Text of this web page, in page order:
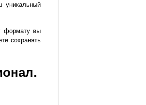
уникальный
формату вы
сохранять